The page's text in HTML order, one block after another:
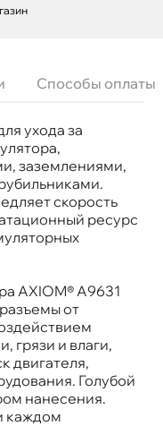
Способы оплаты
ухода за
заземлениями,
скорость
ресурс
AXIOM® A9631
от
грязи и влаги,
двигателя,
Голубой
нанесения.
каждом